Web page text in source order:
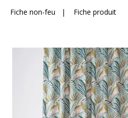
Fiche non-feu | Fiche produit